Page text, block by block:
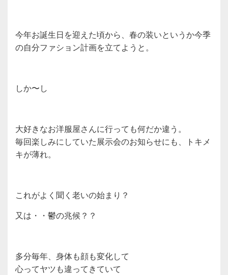
今年お誕生日を迎えた頃から、春の装いというか今季
の自分ファション計画を立てようと。
しか〜し
大好きなお洋服屋さんに行っても何だか違う。
毎回楽しみにしていた展示会のお知らせにも、トキメ
キが薄れ。
これがよく聞く老いの始まり？
又は・・鬱の兆候？？
多分毎年、身体も顔も変化して
心ってヤツも違ってきていて